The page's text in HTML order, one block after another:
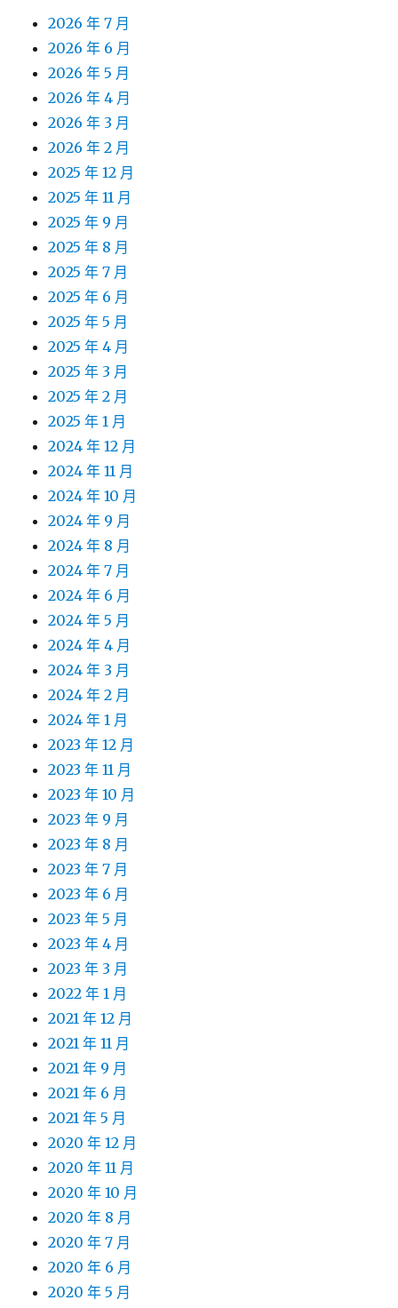
2026 年 7 月
2026 年 6 月
2026 年 5 月
2026 年 4 月
2026 年 3 月
2026 年 2 月
2025 年 12 月
2025 年 11 月
2025 年 9 月
2025 年 8 月
2025 年 7 月
2025 年 6 月
2025 年 5 月
2025 年 4 月
2025 年 3 月
2025 年 2 月
2025 年 1 月
2024 年 12 月
2024 年 11 月
2024 年 10 月
2024 年 9 月
2024 年 8 月
2024 年 7 月
2024 年 6 月
2024 年 5 月
2024 年 4 月
2024 年 3 月
2024 年 2 月
2024 年 1 月
2023 年 12 月
2023 年 11 月
2023 年 10 月
2023 年 9 月
2023 年 8 月
2023 年 7 月
2023 年 6 月
2023 年 5 月
2023 年 4 月
2023 年 3 月
2022 年 1 月
2021 年 12 月
2021 年 11 月
2021 年 9 月
2021 年 6 月
2021 年 5 月
2020 年 12 月
2020 年 11 月
2020 年 10 月
2020 年 8 月
2020 年 7 月
2020 年 6 月
2020 年 5 月